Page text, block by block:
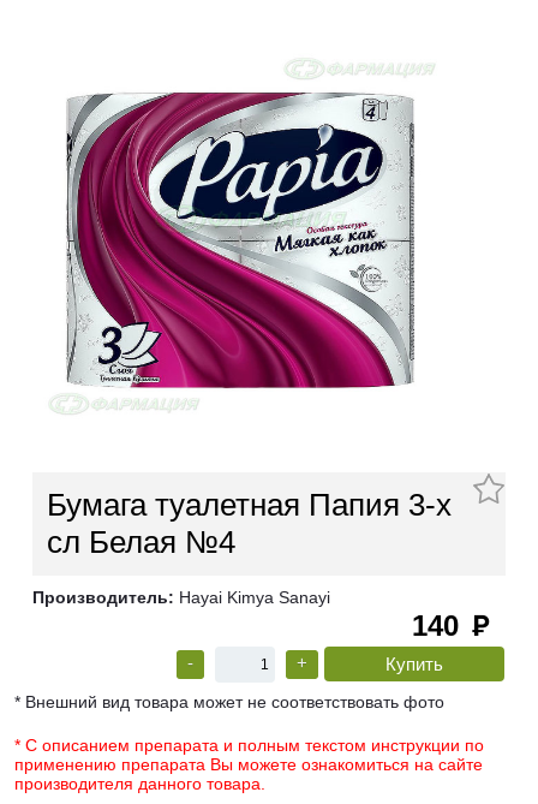
Бумага туалетная Папия 3-х
сл Белая №4
Производитель: Hayai Kimya Sanayi
140 руб
- +
* Внешний вид товара может не соответствовать фото
* С описанием препарата и полным текстом инструкции по
применению препарата Вы можете ознакомиться на сайте
производителя данного товара.